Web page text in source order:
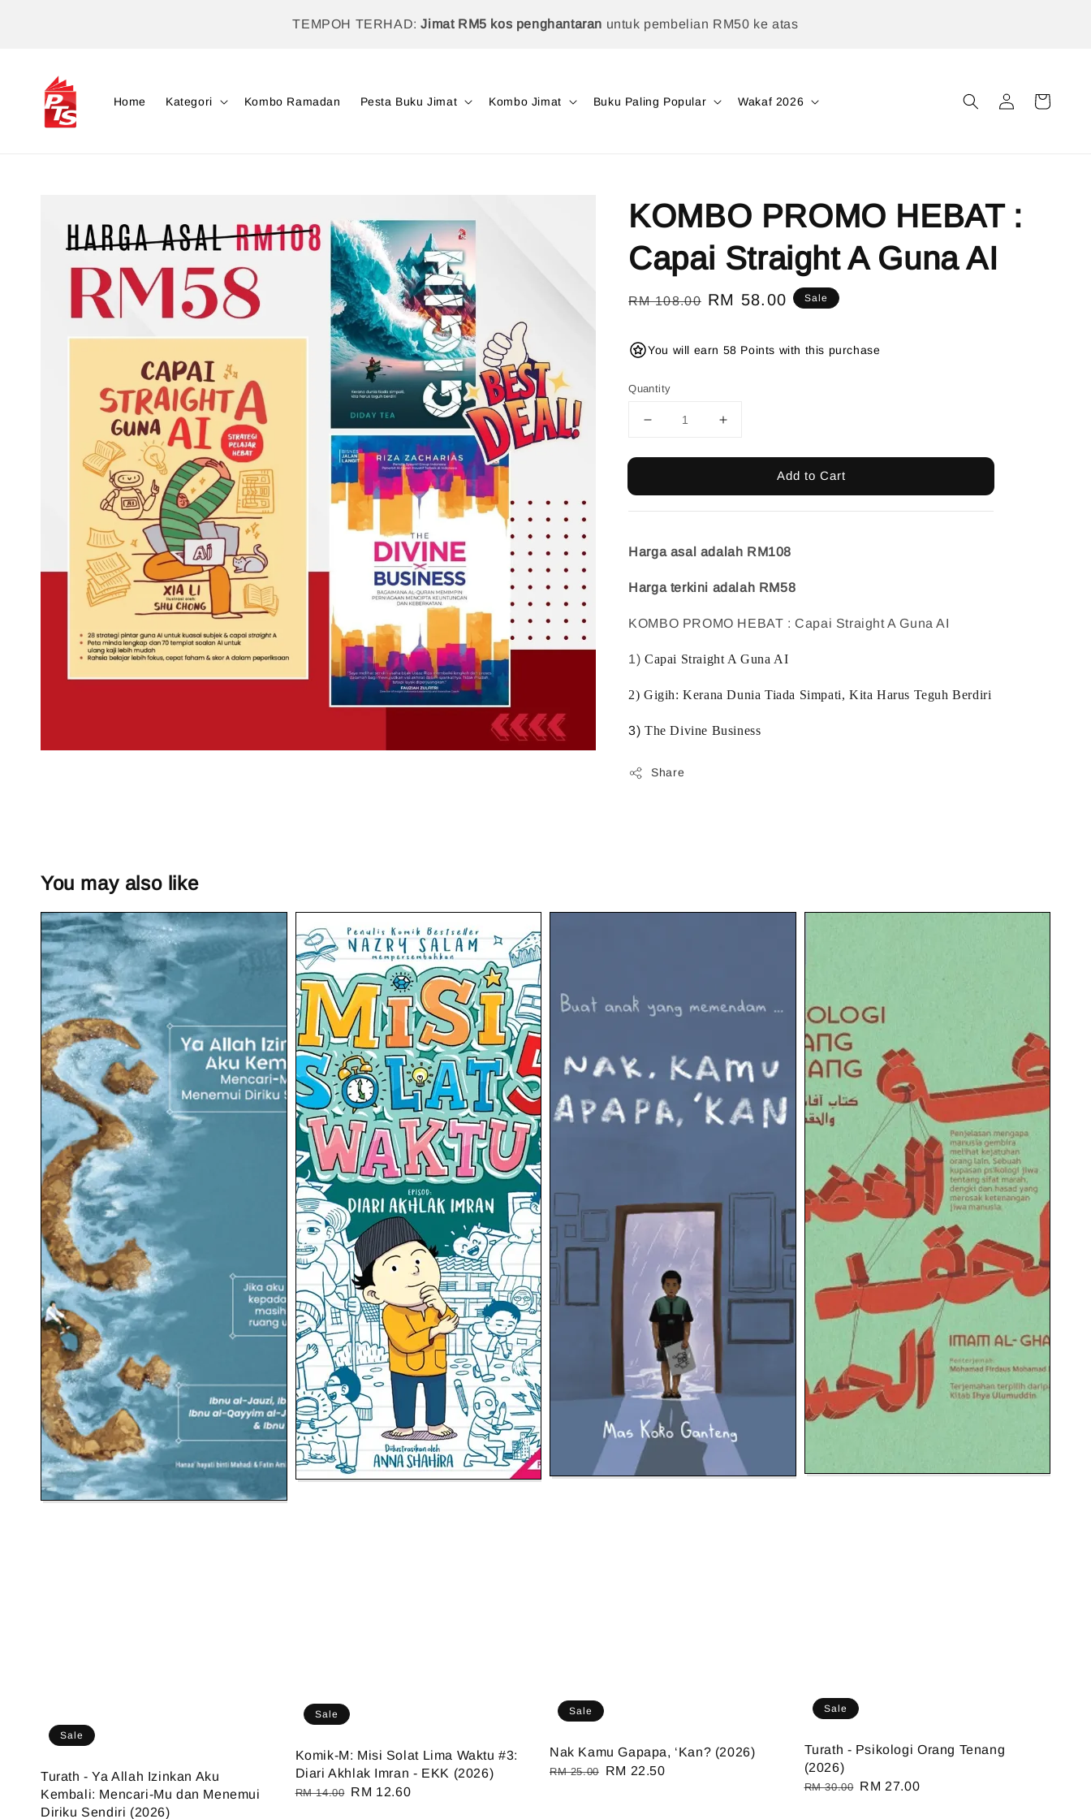
TEMPOH TERHAD:Jimat RM5 kos penghantaran untuk pembelian RM50 ke atas
Home Kategori Kombo Ramadan Pesta Buku Jimat Kombo Jimat Buku Paling Popular Wakaf 2026
KOMBO PROMO HEBAT :
Capai Straight A Guna AI
Regular
RM 108.00 Sale
RM 58.00 Sale
You will earn 58 Points with this purchase
Quantity
Add to Cart
Harga asal adalah RM108
Harga terkini adalah RM58
KOMBO PROMO HEBAT : Capai Straight A Guna AI
1) Capai Straight A Guna AI
2) Gigih: Kerana Dunia Tiada Simpati, Kita Harus Teguh Berdiri
3) The Divine Business
Share
You may also like
Sale
Turath - Ya Allah Izinkan Aku
Kembali: Mencari-Mu dan Menemui
Diriku Sendiri (2026)
Sale
Komik-M: Misi Solat Lima Waktu #3:
Diari Akhlak Imran - EKK (2026)
Regular
RM 14.00
Sale
RM 12.60
Sale
Nak Kamu Gapapa, ‘Kan? (2026)
Regular
RM 25.00
Sale
RM 22.50
Sale
Turath - Psikologi Orang Tenang
(2026)
Regular
RM 30.00
Sale
RM 27.00